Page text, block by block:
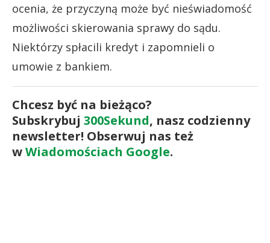
ocenia, że przyczyną może być nieświadomość
możliwości skierowania sprawy do sądu.
Niektórzy spłacili kredyt i zapomnieli o
umowie z bankiem.
Chcesz być na bieżąco?
Subskrybuj 300Sekund, nasz codzienny
newsletter! Obserwuj nas też
wWiadomościach Google.